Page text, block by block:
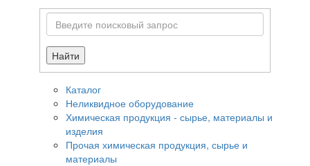
Найти
Каталог
Неликвидное оборудование
Химическая продукция - сырье, материалы и
изделия
Прочая химическая продукция, сырье и
материалы